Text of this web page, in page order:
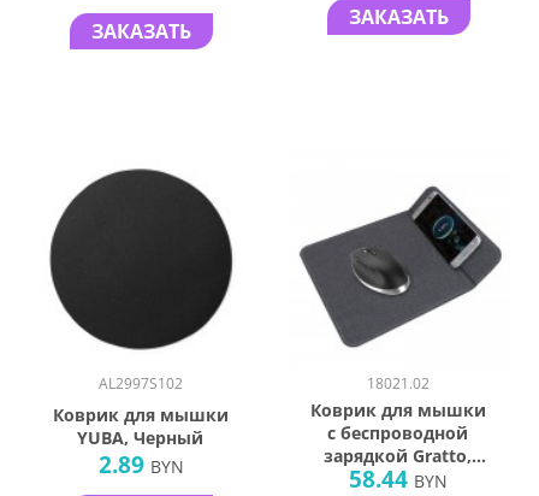
ЗАКАЗАТЬ
ЗАКАЗАТЬ
AL2997S102
Коврик для мышки
YUBA, Черный
2.89 BYN
18021.02
Коврик для мышки
с беспроводной
зарядкой Gratto,
черный
58.44 BYN